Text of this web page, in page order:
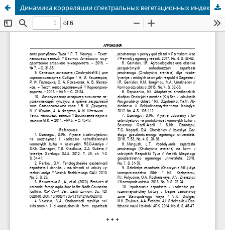
Динамика корреляции спектральных вегетационных индексов с селекционными параметрами Pisum sativum